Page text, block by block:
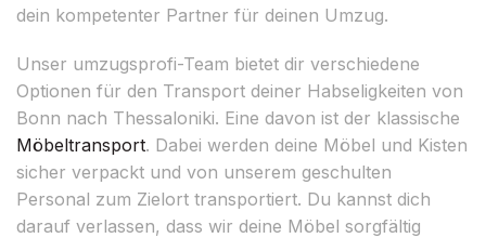
dein kompetenter Partner für deinen Umzug.
Unser umzugsprofi-Team bietet dir verschiedene
Optionen für den Transport deiner Habseligkeiten von
Bonn nach Thessaloniki. Eine davon ist der klassische
Möbeltransport. Dabei werden deine Möbel und Kisten
sicher verpackt und von unserem geschulten
Personal zum Zielort transportiert. Du kannst dich
darauf verlassen, dass wir deine Möbel sorgfältig